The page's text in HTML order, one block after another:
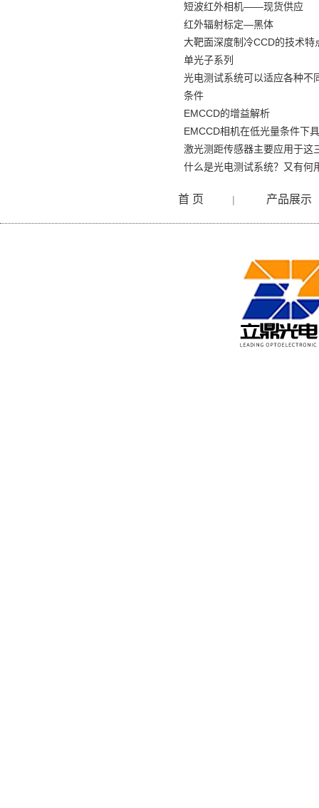
短波红外相机——现货供应
红外辐射标定—黑体
大靶面深度制冷CCD的技术特
单光子系列
光电测试系统可以适应各种不
条件
EMCCD的增益解析
EMCCD相机在低光量条件下
激光测距传感器主要应用于这
什么是光电测试系统？又有何
首 页 | 产品展示